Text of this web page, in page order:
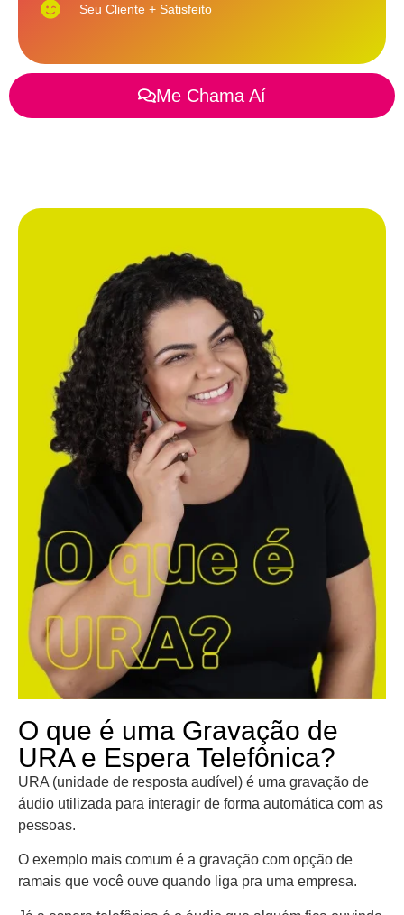
Seu Cliente + Satisfeito
Me Chama Aí
O que é uma Gravação de
URA e Espera Telefônica?
URA (unidade de resposta audível) é uma gravação de
áudio utilizada para interagir de forma automática com as
pessoas.
O exemplo mais comum é a gravação com opção de
ramais que você ouve quando liga pra uma empresa.